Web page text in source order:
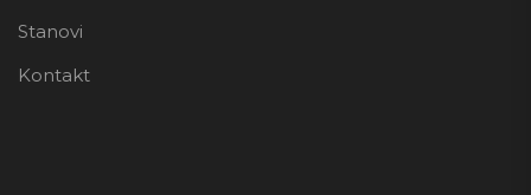
Stanovi
Kontakt